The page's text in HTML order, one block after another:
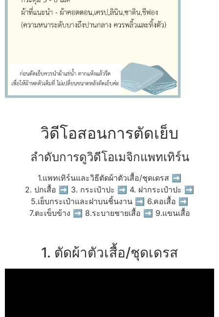
วิดีโอสอนการตัดเย็บ
ลำดับการดูวิดีโอเมจิกแพทเทิร์น
1.แพทเทิร์นและวิธีตัดผ้าตัวเสื้อ/ชุดเดรส ➡
2. ปกเสื้อ ➡ 3. กระเป๋าปะ ➡ 4. ฝากระเป๋าปะ ➡
5.เย็บกระเป๋าและฝาบนชิ้นงาน ➡ 6.คอเสื้อ ➡
7.ตะเข็บข้าง ➡ 8.ระบายชายเสื้อ ➡ 9.แขนเสื้อ
1. ตัดผ้าตัวเสื้อ/ชุดเดรส